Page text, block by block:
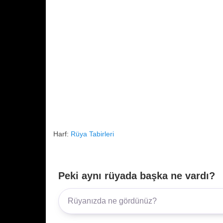
Harf: Rüya Tabirleri
Peki aynı rüyada başka ne vardı?